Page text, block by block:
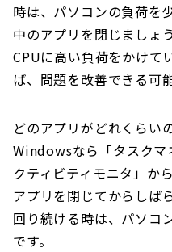
時は、パソコンの負荷を
中のアプリを閉じましょう
CPUに高い負荷をかけて
ば、問題を改善できる可
どのアプリがどれくらい
Windowsなら「タスクマ
クティビティモニタ」か
アプリを閉じてからしば
回り続ける時は、パソコ
です。